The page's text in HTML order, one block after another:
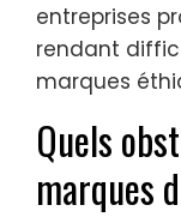
entreprises
rendant
marques
Quels
marques